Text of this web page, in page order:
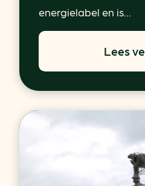
energielabel en is...
Lees